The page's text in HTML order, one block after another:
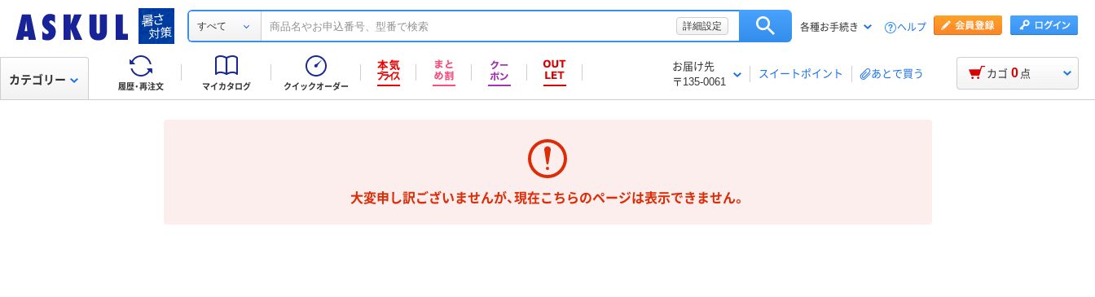
すべて 詳細設定 各種お手続き ヘルプ
履歴・再注文 マイカタログ クイックオーダー
お届け先
〒135-0061
スイートポイント あとで買う
カテゴリー カゴ 0 点
大変申し訳ございませんが、現在こちらのページは表示できません。